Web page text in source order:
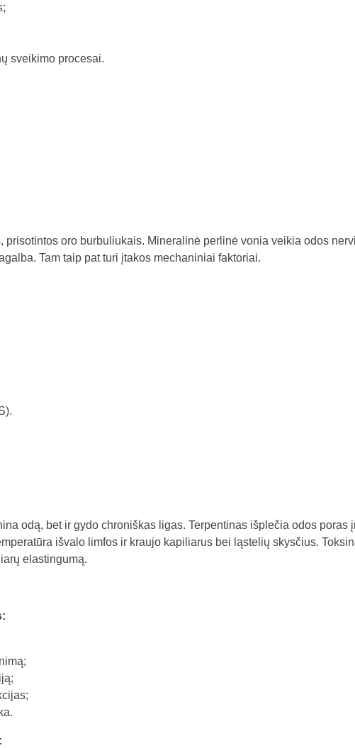
sveikimo procesai.
prisotintos oro burbuliukais. Mineralinė perlinė vonia veikia odos
Tam taip pat turi įtakos mechaniniai faktoriai.
odą, bet ir gydo chroniškas ligas. Terpentinas išplečia odos poras
išvalo limfos ir kraujo kapiliarus bei ląstelių skysčius.
elastingumą.